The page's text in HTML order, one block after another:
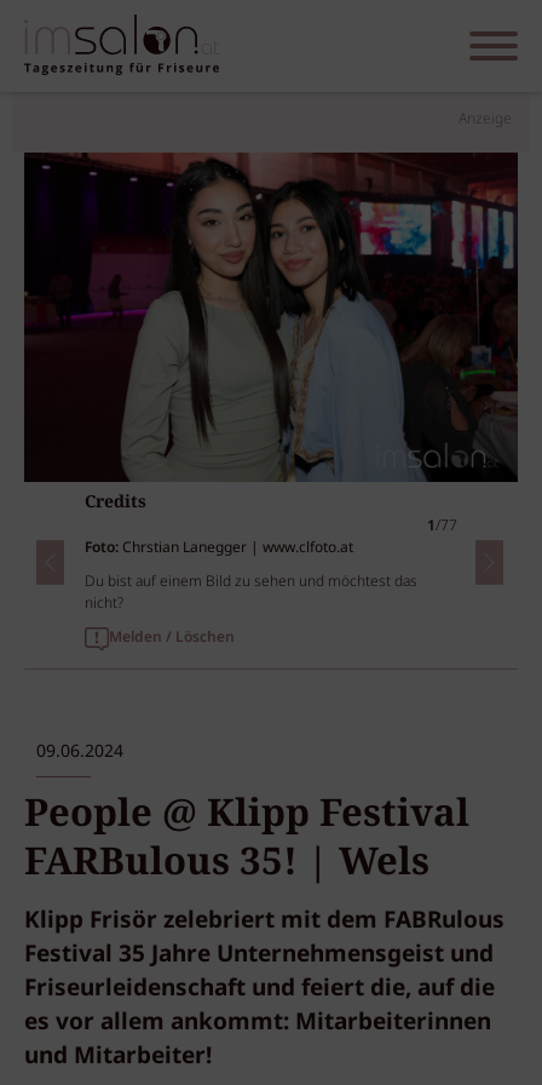
Anzeige
Credits
1/77
Foto: Chrstian Lanegger | www.clfoto.at
Du bist auf einem Bild zu sehen und möchtest das
nicht?
Melden / Löschen
09.06.2024
People @ Klipp Festival
FARBulous 35! | Wels
Klipp Frisör zelebriert mit dem FABRulous
Festival 35 Jahre Unternehmensgeist und
Friseurleidenschaft und feiert die, auf die
es vor allem ankommt: Mitarbeiterinnen
und Mitarbeiter!